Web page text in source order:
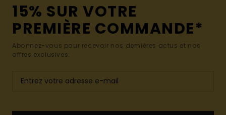
15% SUR VOTRE
PREMIÈRE COMMANDE*
Abonnez-vous pour recevoir nos dernières actus et nos
offres exclusives.